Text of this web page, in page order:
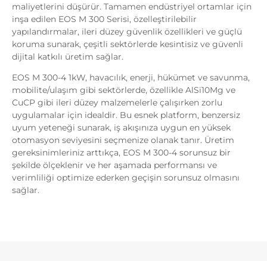
maliyetlerini düşürür. Tamamen endüstriyel ortamlar için
inşa edilen EOS M 300 Serisi, özelleştirilebilir
yapılandırmalar, ileri düzey güvenlik özellikleri ve güçlü
koruma sunarak, çeşitli sektörlerde kesintisiz ve güvenli
dijital katkılı üretim sağlar.
EOS M 300-4 1kW, havacılık, enerji, hükümet ve savunma,
mobilite/ulaşım gibi sektörlerde, özellikle AlSi10Mg ve
CuCP gibi ileri düzey malzemelerle çalışırken zorlu
uygulamalar için idealdir. Bu esnek platform, benzersiz
uyum yeteneği sunarak, iş akışınıza uygun en yüksek
otomasyon seviyesini seçmenize olanak tanır. Üretim
gereksinimleriniz arttıkça, EOS M 300-4 sorunsuz bir
şekilde ölçeklenir ve her aşamada performansı ve
verimliliği optimize ederken geçişin sorunsuz olmasını
sağlar.